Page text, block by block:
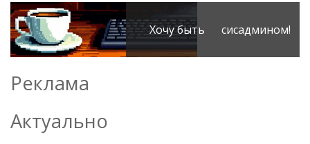
Хочу быть сисадмином!
Реклама
Актуально